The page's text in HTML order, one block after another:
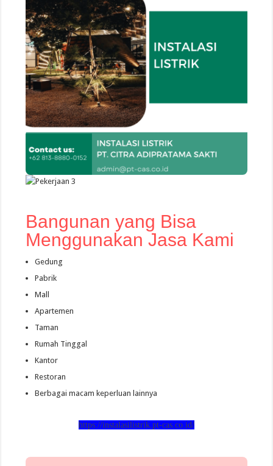
Bangunan yang Bisa
Menggunakan Jasa Kami
Gedung
Pabrik
Mall
Apartemen
Taman
Rumah Tinggal
Kantor
Restoran
Berbagai macam keperluan lainnya
https://instalasilistrik.pt-cas.co.id/